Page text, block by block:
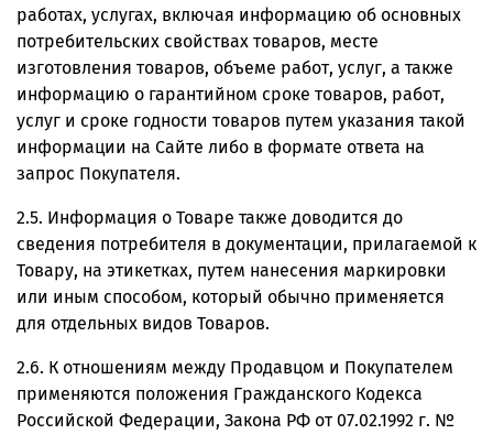
работах, услугах, включая информацию об основных
потребительских свойствах товаров, месте
изготовления товаров, объеме работ, услуг, а также
информацию о гарантийном сроке товаров, работ,
услуг и сроке годности товаров путем указания такой
информации на Сайте либо в формате ответа на
запрос Покупателя.
2.5. Информация о Товаре также доводится до
сведения потребителя в документации, прилагаемой к
Товару, на этикетках, путем нанесения маркировки
или иным способом, который обычно применяется
для отдельных видов Товаров.
2.6. К отношениям между Продавцом и Покупателем
применяются положения Гражданского Кодекса
Российской Федерации, Закона РФ от 07.02.1992 г. №